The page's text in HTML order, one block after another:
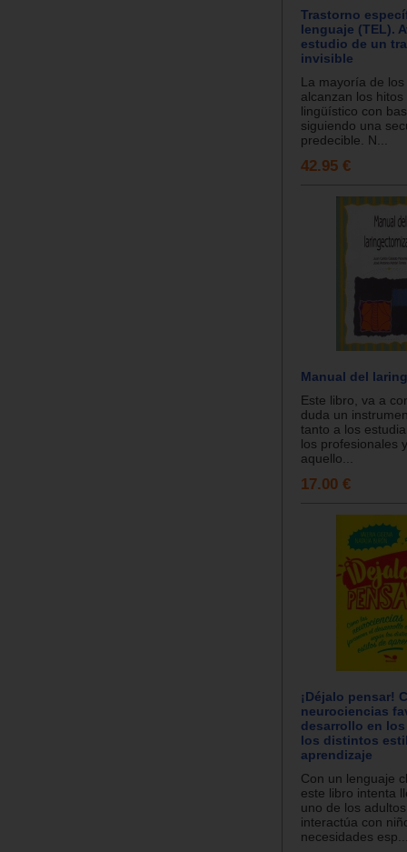
Trastorno
lenguaje (TEL).
estudio de un
invisible
La mayoría de
alcanzan los
lingüístico con
siguiendo una
predecible. N...
42.95 €
Manual del
Este libro, va a
duda un
tanto a los
los profesionales
aquello...
17.00 €
¡Déjalo pensar!
neurociencias
desarrollo en
los distintos
aprendizaje
Con un lenguaje
este libro intenta
uno de los
interactúa con
necesidades